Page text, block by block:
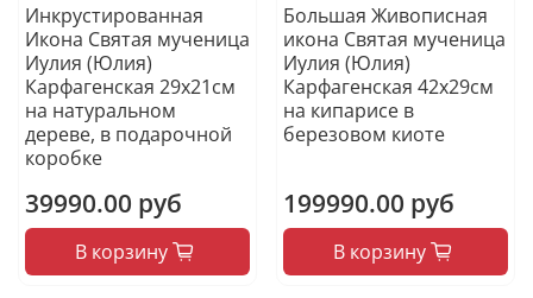
Инкрустированная
Икона Святая мученица
Иулия (Юлия)
Карфагенская 29х21см
на натуральном
дереве, в подарочной
коробке
39990.00 руб
В корзину
Большая Живописная
икона Святая мученица
Иулия (Юлия)
Карфагенская 42х29см
на кипарисе в
березовом киоте
199990.00 руб
В корзину